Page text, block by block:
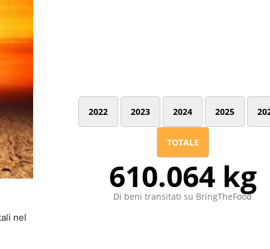
nel
2022 2023 2024 2025
TOTALE
610.064 kg
Di beni transitati su BringTheFood